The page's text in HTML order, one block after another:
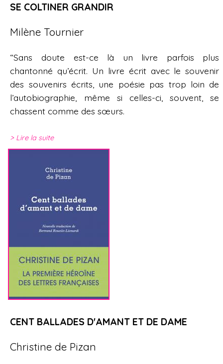
SE COLTINER GRANDIR
Milène Tournier
“Sans doute est-ce là un livre parfois plus
chantonné qu’écrit. Un livre écrit avec le souvenir
des souvenirs écrits, une poésie pas trop loin de
l’autobiographie, même si celles-ci, souvent, se
chassent comme des sœurs.
Lire la suite
CENT BALLADES D'AMANT ET DE DAME
Christine de Pizan